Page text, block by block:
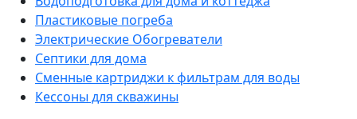
Пластиковые погреба
Электрические Обогреватели
Септики для дома
Сменные картриджи к фильтрам для воды
Кессоны для скважины